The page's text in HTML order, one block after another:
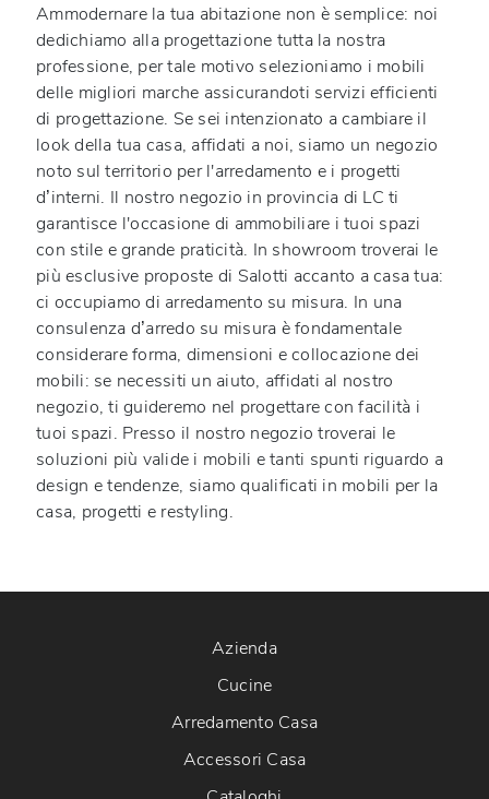
Ammodernare la tua abitazione non è semplice: noi
dedichiamo alla progettazione tutta la nostra
professione, per tale motivo selezioniamo i mobili
delle migliori marche assicurandoti servizi efficienti
di progettazione. Se sei intenzionato a cambiare il
look della tua casa, affidati a noi, siamo un negozio
noto sul territorio per l'arredamento e i progetti
d’interni. Il nostro negozio in provincia di LC ti
garantisce l'occasione di ammobiliare i tuoi spazi
con stile e grande praticità. In showroom troverai le
più esclusive proposte di Salotti accanto a casa tua:
ci occupiamo di arredamento su misura. In una
consulenza d’arredo su misura è fondamentale
considerare forma, dimensioni e collocazione dei
mobili: se necessiti un aiuto, affidati al nostro
negozio, ti guideremo nel progettare con facilità i
tuoi spazi. Presso il nostro negozio troverai le
soluzioni più valide i mobili e tanti spunti riguardo a
design e tendenze, siamo qualificati in mobili per la
casa, progetti e restyling.
Azienda
Cucine
Arredamento Casa
Accessori Casa